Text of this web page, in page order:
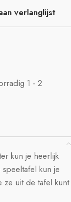
verlanglijst
1 - 2
kun je heerlijk
kun je
ze uit de tafel kunt